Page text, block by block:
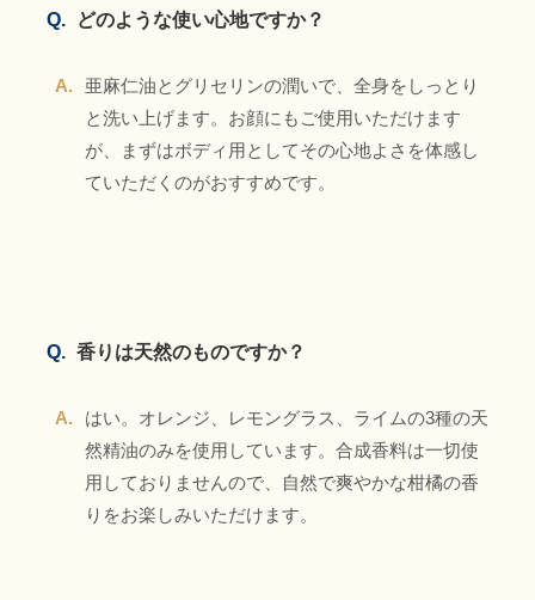
Q. どのような使い心地ですか？
A.
亜麻仁油とグリセリンの潤いで、全身をしっとり
と洗い上げます。お顔にもご使用いただけます
が、まずはボディ用としてその心地よさを体感し
ていただくのがおすすめです。
Q. 香りは天然のものですか？
A.
はい。オレンジ、レモングラス、ライムの3種の天
然精油のみを使用しています。合成香料は一切使
用しておりませんので、自然で爽やかな柑橘の香
りをお楽しみいただけます。